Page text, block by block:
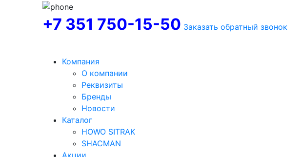
+7 351 750-15-50 Заказать обратный звонок
Компания
О компании
Реквизиты
Бренды
Новости
Каталог
HOWO SITRAK
SHACMAN
Акции